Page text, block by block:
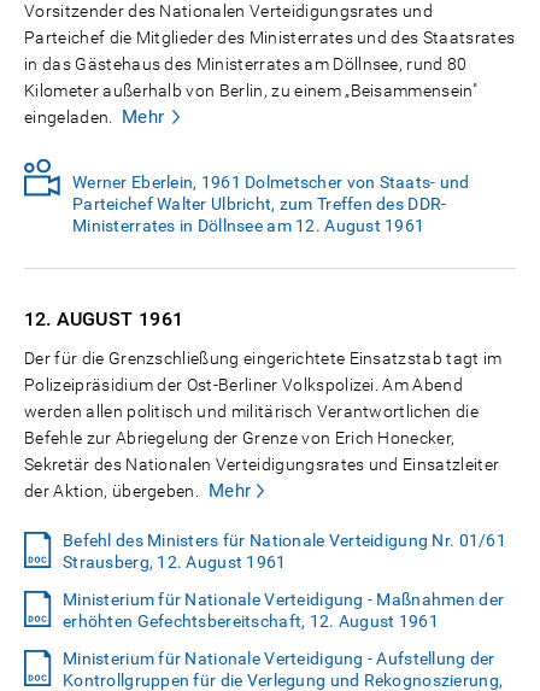
Vorsitzender des Nationalen Verteidigungsrates und
Parteichef die Mitglieder des Ministerrates und des Staatsrates
in das Gästehaus des Ministerrates am Döllnsee, rund 80
Kilometer außerhalb von Berlin, zu einem „Beisammensein"
eingeladen.
Mehr
Werner Eberlein, 1961 Dolmetscher von Staats- und
Parteichef Walter Ulbricht, zum Treffen des DDR-
Ministerrates in Döllnsee am 12. August 1961
12. AUGUST 1961
Der für die Grenzschließung eingerichtete Einsatzstab tagt im
Polizeipräsidium der Ost-Berliner Volkspolizei. Am Abend
werden allen politisch und militärisch Verantwortlichen die
Befehle zur Abriegelung der Grenze von Erich Honecker,
Sekretär des Nationalen Verteidigungsrates und Einsatzleiter
der Aktion, übergeben.
Mehr
Befehl des Ministers für Nationale Verteidigung Nr. 01/61
Strausberg, 12. August 1961
Ministerium für Nationale Verteidigung - Maßnahmen der
erhöhten Gefechtsbereitschaft, 12. August 1961
Ministerium für Nationale Verteidigung - Aufstellung der
Kontrollgruppen für die Verlegung und Rekognoszierung,